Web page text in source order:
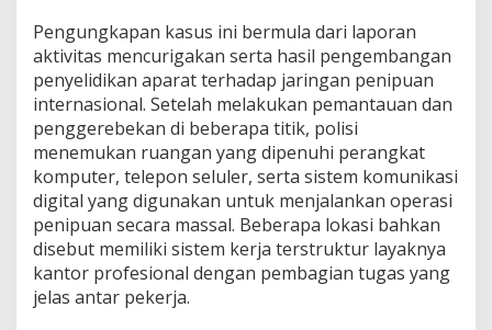
Pengungkapan kasus ini bermula dari laporan
aktivitas mencurigakan serta hasil pengembangan
penyelidikan aparat terhadap jaringan penipuan
internasional. Setelah melakukan pemantauan dan
penggerebekan di beberapa titik, polisi
menemukan ruangan yang dipenuhi perangkat
komputer, telepon seluler, serta sistem komunikasi
digital yang digunakan untuk menjalankan operasi
penipuan secara massal. Beberapa lokasi bahkan
disebut memiliki sistem kerja terstruktur layaknya
kantor profesional dengan pembagian tugas yang
jelas antar pekerja.